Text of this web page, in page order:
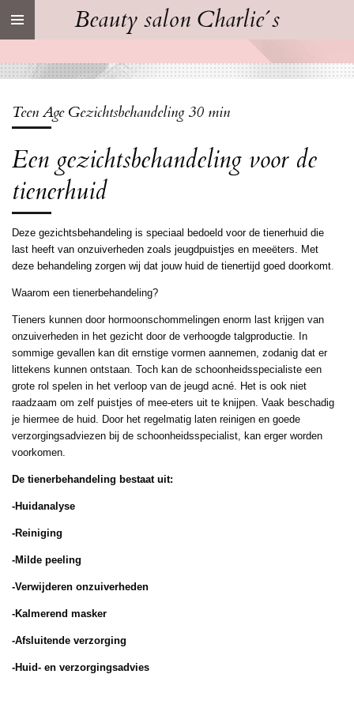
Ga
de
hoofdinhoud
Beauty salon Charlie´s
Teen Age Gezichtsbehandeling 30 min
Een gezichtsbehandeling voor de
tienerhuid
Deze gezichtsbehandeling is speciaal bedoeld voor de tienerhuid die
last heeft van onzuiverheden zoals jeugdpuistjes en meeëters. Met
deze behandeling zorgen wij dat jouw huid de tienertijd goed doorkomt
Waarom een tienerbehandeling?
Tieners kunnen door hormoonschommelingen enorm last krijgen van
onzuiverheden in het gezicht door de verhoogde talgproductie. In
sommige gevallen kan dit ernstige vormen aannemen, zodanig dat er
littekens kunnen ontstaan. Toch kan de schoonheidsspecialiste een
grote rol spelen in het verloop van de jeugd acné. Het is ook niet
raadzaam om zelf puistjes of mee-eters uit te knijpen. Vaak beschadig
je hiermee de huid. Door het regelmatig laten reinigen en goede
verzorgingsadviezen bij de schoonheidsspecialist, kan erger worden
voorkomen.
De tienerbehandeling bestaat uit:
-Huidanalyse
-Reiniging
-Milde peeling
-Verwijderen onzuiverheden
-Kalmerend masker
-Afsluitende verzorging
-Huid- en verzorgingsadvies